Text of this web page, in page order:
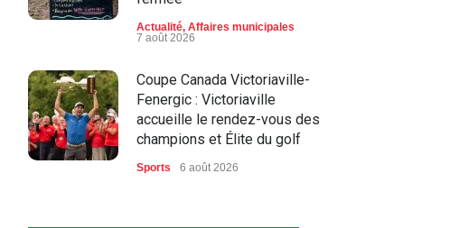
Actualité, Affaires municipales
7 août 2026
Coupe Canada Victoriaville-
Fenergic : Victoriaville
accueille le rendez-vous des
champions et Élite du golf
Sports 6 août 2026